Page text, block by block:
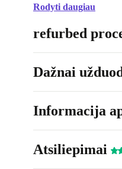
Rodyti daugiau
refurbed
Dažnai
Informacija
Atsiliepimai